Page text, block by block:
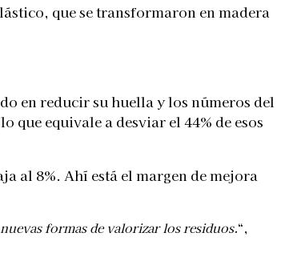
que se transformaron en madera
en reducir su huella y los números del
que equivale a desviar el 44% de esos
al 8%. Ahí está el margen de mejora
formas de valorizar los residuos.“,